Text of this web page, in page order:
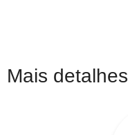
Mais detalhes